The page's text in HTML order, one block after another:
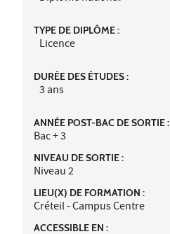
TYPE DE DIPLÔME :
Licence
DURÉE DES ÉTUDES :
3 ans
ANNÉE POST-BAC DE SORTIE :
Bac + 3
NIVEAU DE SORTIE :
Niveau 2
LIEU(X) DE FORMATION :
Créteil - Campus Centre
ACCESSIBLE EN :